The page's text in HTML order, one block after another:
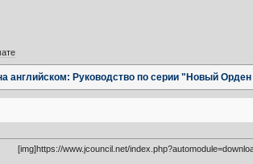
английском: Руководство по серии "Новый
[img]https://www.jcouncil.net/